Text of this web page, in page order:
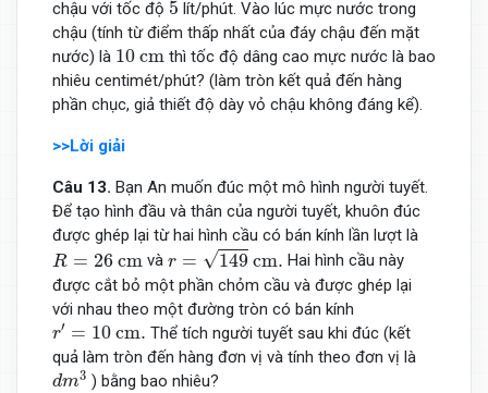
chậu với tốc độ 5 lít/phút. Vào lúc mực nước trong
chậu (tính từ điểm thấp nhất của đáy chậu đến mặt
nước) là 10 cm
10 cm thì tốc độ dâng cao mực nước là bao
nhiêu centimét/phút? (làm tròn kết quả đến hàng
phần chục, giả thiết độ dày vỏ chậu không đáng kể).
>>Lời giải
Câu 13. Bạn An muốn đúc một mô hình người tuyết.
Để tạo hình đầu và thân của người tuyết, khuôn đúc
được ghép lại từ hai hình cầu có bán kính lần lượt là
R = 26 cm
R= 26cm và r = √149 cm.
r=149cm.
Hai hình cầu này
được cắt bỏ một phần chỏm cầu và được ghép lại
với nhau theo một đường tròn có bán kính
r′ = 10 cm.
r′= 10cm.
Thể tích người tuyết sau khi đúc (kết
quả làm tròn đến hàng đơn vị và tính theo đơn vị là
dm3
dm3
) bằng bao nhiêu?